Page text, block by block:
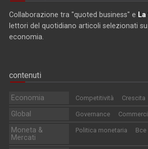
Collaborazione tra "quoted business" e
lettori del quotidiano articoli selezionati
economia.
contenuti
Economia Competitività Crescita
Global Governance
Moneta &
Mercati
Politica monetaria Bce